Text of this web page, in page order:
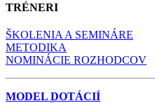
TRÉNERI
ŠKOLENIA A SEMINÁRE
METODIKA
NOMINÁCIE ROZHODCOV
MODEL DOTÁCIÍ